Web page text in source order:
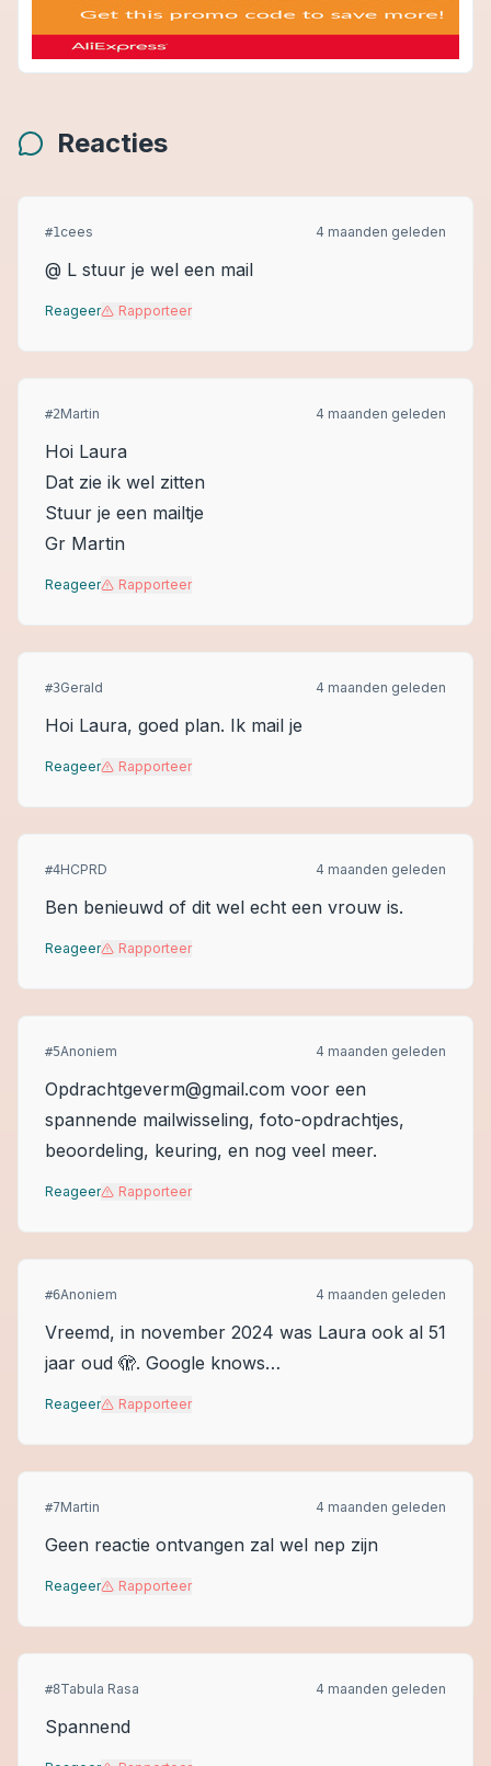
Reacties
#1cees 4 maanden geleden
@ L stuur je wel een mail
Reageer Rapporteer
#2Martin 4 maanden geleden
Hoi Laura
Dat zie ik wel zitten
Stuur je een mailtje
Gr Martin
Reageer Rapporteer
#3Gerald 4 maanden geleden
Hoi Laura, goed plan. Ik mail je
Reageer Rapporteer
#4HCPRD 4 maanden geleden
Ben benieuwd of dit wel echt een vrouw is.
Reageer Rapporteer
#5Anoniem 4 maanden geleden
Opdrachtgeverm@gmail.com voor een
spannende mailwisseling, foto-opdrachtjes,
beoordeling, keuring, en nog veel meer.
Reageer Rapporteer
#6Anoniem 4 maanden geleden
Vreemd, in november 2024 was Laura ook al 51
jaar oud 🫣. Google knows…
Reageer Rapporteer
#7Martin 4 maanden geleden
Geen reactie ontvangen zal wel nep zijn
Reageer Rapporteer
#8Tabula Rasa 4 maanden geleden
Spannend